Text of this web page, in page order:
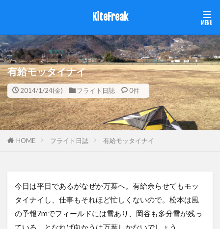
KiteFreak
有給モッタイナイ
2014/1/24(金) フライト日誌 0件
HOME フライト日誌 有給モッタイナイ
今日は平日であるがなぜか万葉へ。有給余らせてもモッ
タイナイし、仕事もそれほど忙しくないので。松本は風
の予報7mでフィールドには雪あり、岡谷も多分雪が残っ
ている。となれば向かうは万葉しかないでしょう。